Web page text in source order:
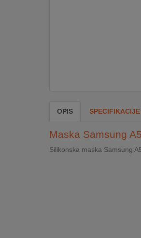
KLIMATIZACIJA
OPIS SPECIFIKACIJE
Maska Samsung
Silikonska maska Samsung